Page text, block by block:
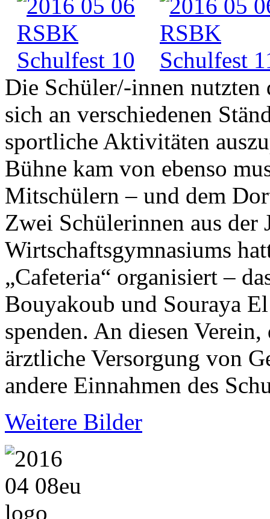
Die Schüler/-innen nutzten
sich an verschiedenen
sportliche Aktivitäten
Bühne kam von ebenso
Mitschülern – und dem
Zwei Schülerinnen aus der
Wirtschaftsgymnasiums
„Cafeteria“ organisiert –
Bouyakoub und Souraya
spenden. An diesen
ärztliche Versorgung von
andere Einnahmen des
Weitere Bilder